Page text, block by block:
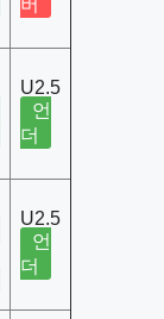
U2.5
언
더
U2.5
언
더